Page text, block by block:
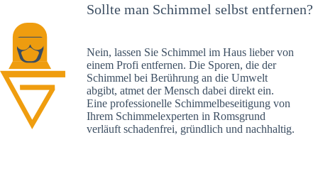
Sollte man Schimmel selbst entfernen?
Nein, lassen Sie Schimmel im Haus lieber von
einem Profi entfernen. Die Sporen, die der
Schimmel bei Berührung an die Umwelt
abgibt, atmet der Mensch dabei direkt ein.
Eine professionelle Schimmelbeseitigung von
Ihrem Schimmelexperten in Romsgrund
verläuft schadenfrei, gründlich und nachhaltig.